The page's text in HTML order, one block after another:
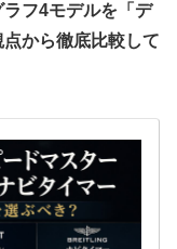
フ4モデルを「デ
から徹底比較して